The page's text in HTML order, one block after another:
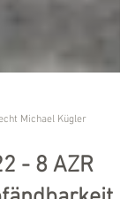
Michael Kügler